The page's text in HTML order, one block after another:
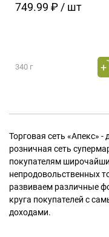
749.99 ₽ / шт
340 г
Торговая сеть «Апекс»
розничная сеть
покупателям
непродовольственных
развиваем различные
круга покупателей с
доходами.